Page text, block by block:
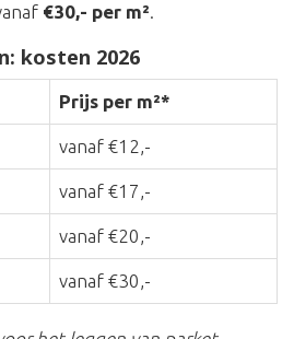
€30,- per m².
kosten 2026
Prijs per m²*
vanaf €12,-
vanaf €17,-
vanaf €20,-
vanaf €30,-